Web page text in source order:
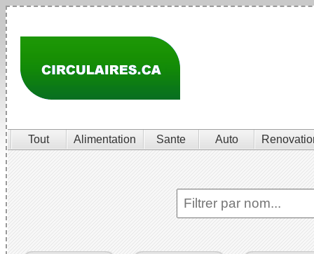
Tout Alimentation Sante Auto